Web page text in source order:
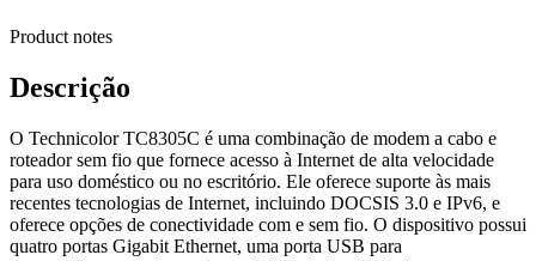
Product notes
Descrição
O Technicolor TC8305C é uma combinação de modem a cabo e
roteador sem fio que fornece acesso à Internet de alta velocidade
para uso doméstico ou no escritório. Ele oferece suporte às mais
recentes tecnologias de Internet, incluindo DOCSIS 3.0 e IPv6, e
oferece opções de conectividade com e sem fio. O dispositivo possui
quatro portas Gigabit Ethernet, uma porta USB para